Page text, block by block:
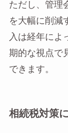
ただし、管理
を大幅に削減
入は経年によ
期的な視点で
できます。
相続税対策